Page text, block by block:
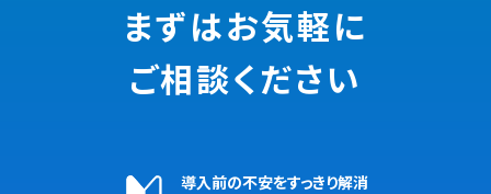
まずはお気軽に
ご相談ください
導入前の不安をすっきり解消